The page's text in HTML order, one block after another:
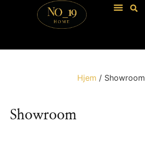
Hjem / Showroom
Showroom